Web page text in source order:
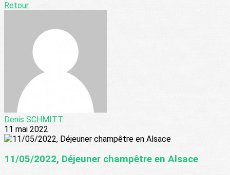
Retour
Denis SCHMITT
11 mai 2022
11/05/2022, Déjeuner champêtre en Alsace